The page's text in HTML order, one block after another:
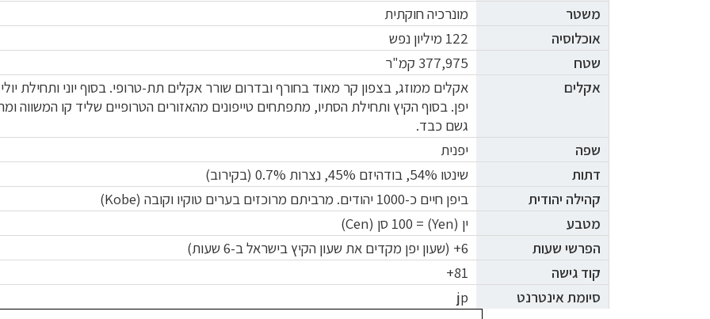
משטר
מונרכיה חוקתית
אוכלוסיה
122 מיליון נפש
שטח
377,975 קמ"ר
אקלים
אקלים ממוזג, בצפון קר מאוד בחורף ובדרום שורר אקלים תת-טרופי. בסוף יוני ותחילת
יפן. בסוף הקיץ ותחילת הסתיו, מתפתחים טייפונים מהאזורים הטרופיים שליד קו המשווה
גשם כבד.
שפה
יפנית
דתות
שינטו 54%, בודהיזם 45%, נצרות 0.7% (בקירוב)
קהילה יהודית
ביפן חיים כ-1000 יהודים. מרביתם מרוכזים בערים טוקיו וקובה ( Kobe
)
מטבע
ין (Yen) = 100 סן ( Cen
)
הפרשי שעות 6+ ( שעון יפן מקדים את שעון הקיץ בישראל ב-6 שעות
)
קוד גישה
81+
סיומת אינטרנט
jp